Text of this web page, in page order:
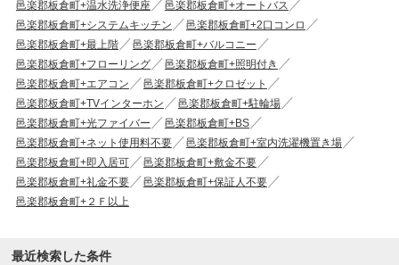
邑楽郡板倉町+温水洗浄便座
邑楽郡板倉町+オートバス
邑楽郡板倉町+システムキッチン
邑楽郡板倉町+2口コンロ
邑楽郡板倉町+最上階
邑楽郡板倉町+バルコニー
邑楽郡板倉町+フローリング
邑楽郡板倉町+照明付き
邑楽郡板倉町+エアコン
邑楽郡板倉町+クロゼット
邑楽郡板倉町+TVインターホン
邑楽郡板倉町+駐輪場
邑楽郡板倉町+光ファイバー
邑楽郡板倉町+BS
邑楽郡板倉町+ネット使用料不要
邑楽郡板倉町+室内洗濯機置き場
邑楽郡板倉町+即入居可
邑楽郡板倉町+敷金不要
邑楽郡板倉町+礼金不要
邑楽郡板倉町+保証人不要
邑楽郡板倉町+２Ｆ以上
最近検索した条件